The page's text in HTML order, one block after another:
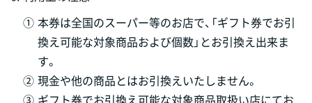
① 本券は全国のスーパー等のお店で、「ギフト券でお引
換え可能な対象商品および個数」とお引換え出来ま
す。
② 現金や他の商品とはお引換えいたしません。
③ ギフト券でお引換え可能な対象商品取扱い店にてお